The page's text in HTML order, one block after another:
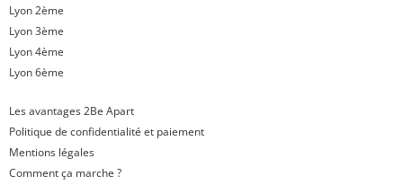
Lyon 2ème
Lyon 3ème
Lyon 4ème
Lyon 6ème
Les avantages 2Be Apart
Politique de confidentialité et paiement
Mentions légales
Comment ça marche ?